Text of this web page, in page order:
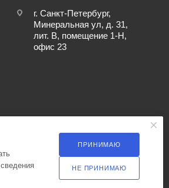
г. Санкт-Петербург,
Минеральная ул, д. 31,
лит. В, помещение 1-Н,
офис 23
обработки персональных данных
ПРИНИМАЮ
НЕ ПРИНИМАЮ